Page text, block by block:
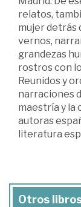
relatos,
mujer detrás
vernos,
grandezas
rostros con
Reunidos y
narraciones
maestría y la
autoras
literatura
Otros